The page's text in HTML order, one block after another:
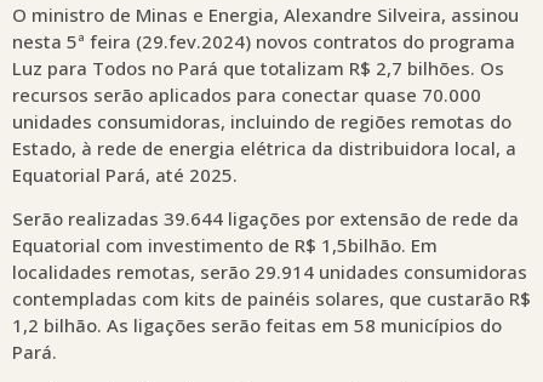
O ministro de Minas e Energia, Alexandre Silveira, assinou
nesta 5ª feira (29.fev.2024) novos contratos do programa
Luz para Todos no Pará que totalizam R$ 2,7 bilhões. Os
recursos serão aplicados para conectar quase 70.000
unidades consumidoras, incluindo de regiões remotas do
Estado, à rede de energia elétrica da distribuidora local, a
Equatorial Pará, até 2025.
Serão realizadas 39.644 ligações por extensão de rede da
Equatorial com investimento de R$ 1,5bilhão. Em
localidades remotas, serão 29.914 unidades consumidoras
contempladas com kits de painéis solares, que custarão R$
1,2 bilhão. As ligações serão feitas em 58 municípios do
Pará.